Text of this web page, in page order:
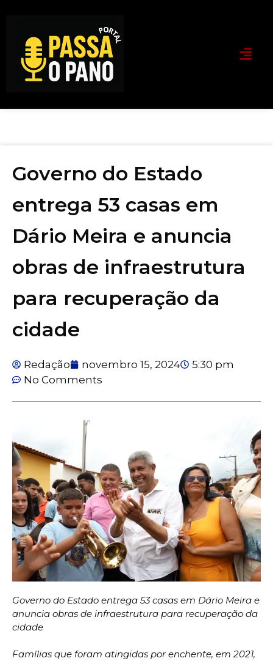
Governo do Estado
entrega 53 casas em
Dário Meira e anuncia
obras de infraestrutura
para recuperação da
cidade
Redação novembro 15, 2024
5:30 pm
No Comments
Governo do Estado entrega 53 casas em Dário Meira e
anuncia obras de infraestrutura para recuperação da
cidade
Famílias que foram atingidas por enchente, em 2021,